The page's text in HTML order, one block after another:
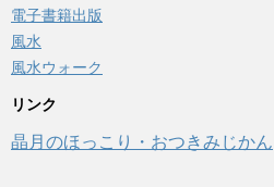
電子書籍出版
風水
風水ウォーク
リンク
晶月のほっこり・おつきみじかん